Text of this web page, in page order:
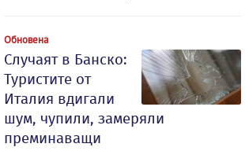
Обновена
Случаят в Банско:
Туристите от
Италия вдигали
шум, чупили, замеряли
преминаващи